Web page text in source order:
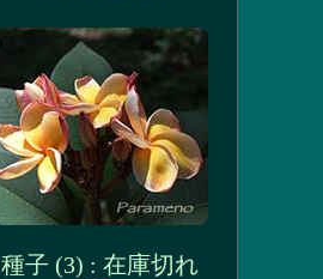
種子 (3) : 在庫切れ